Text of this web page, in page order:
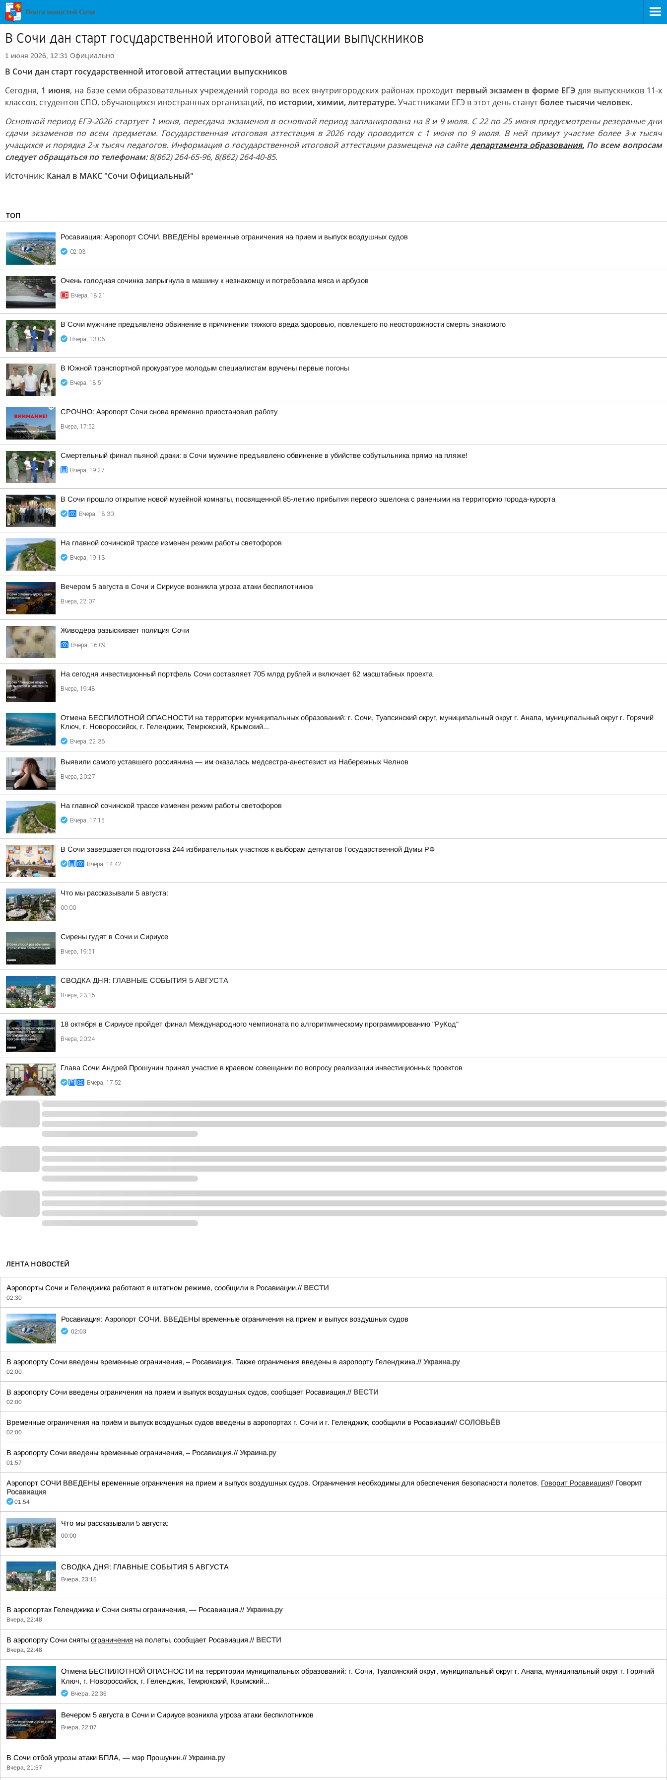
В Сочи дан старт государственной итоговой аттестации выпускников
1 июня 2026, 12:31 Официально
В Сочи дан старт государственной итоговой аттестации выпускников
Сегодня, 1 июня, на базе семи образовательных учреждений города во всех внутригородских районах проходит первый экзамен в форме ЕГЭ для выпускников 11-х
классов, студентов СПО, обучающихся иностранных организаций, по истории, химии, литературе.Участниками ЕГЭ в этот день станутболее тысячи человек.
Основной период ЕГЭ-2026 стартует 1 июня, пересдача экзаменов в основной период запланирована на 8 и 9 июля. С 22 по 25 июня предусмотрены резервные дни
сдачи экзаменов по всем предметам. Государственная итоговая аттестация в 2026 году проводится с 1 июня по 9 июля. В ней примут участие более 3-х тысяч
учащихся и порядка 2-х тысяч педагогов. Информация о государственной итоговой аттестации размещена на сайтедепартамента образования. По всем вопросам
следует обращаться по телефонам:8(862) 264-65-96, 8(862) 264-40-85.
Источник: Канал в МАКС "Сочи Официальный"
ТОП
Росавиация: Аэропорт СОЧИ. ВВЕДЕНЫ временные ограничения на прием и выпуск воздушных судов
02:03
Очень голодная сочинка запрыгнула в машину к незнакомцу и потребовала мяса и арбузов
Вчера, 18:21
В Сочи мужчине предъявлено обвинение в причинении тяжкого вреда здоровью, повлекшего по неосторожности смерть знакомого
Вчера, 13:06
В Южной транспортной прокуратуре молодым специалистам вручены первые погоны
Вчера, 18:51
СРОЧНО: Аэропорт Сочи снова временно приостановил работу
Вчера, 17:52
Смертельный финал пьяной драки: в Сочи мужчине предъявлено обвинение в убийстве собутыльника прямо на пляже!
Вчера, 19:27
В Сочи прошло открытие новой музейной комнаты, посвященной 85-летию прибытия первого эшелона с ранеными на территорию города-курорта
Вчера, 18:30
На главной сочинской трассе изменен режим работы светофоров
Вчера, 19:13
Вечером 5 августа в Сочи и Сириусе возникла угроза атаки беспилотников
Вчера, 22:07
Живодёра разыскивает полиция Сочи
Вчера, 16:09
На сегодня инвестиционный портфель Сочи составляет 705 млрд рублей и включает 62 масштабных проекта
Вчера, 19:48
Отмена БЕСПИЛОТНОЙ ОПАСНОСТИ на территории муниципальных образований: г. Сочи, Туапсинский округ, муниципальный округ г. Анапа, муниципальный округ г. Горячий
Ключ, г. Новороссийск, г. Геленджик, Темрюкский, Крымский...
Вчера, 22:36
Выявили самого уставшего россиянина — им оказалась медсестра-анестезист из Набережных Челнов
Вчера, 20:27
На главной сочинской трассе изменен режим работы светофоров
Вчера, 17:15
В Сочи завершается подготовка 244 избирательных участков к выборам депутатов Государственной Думы РФ
Вчера, 14:42
Что мы рассказывали 5 августа:
00:00
Сирены гудят в Сочи и Сириусе
Вчера, 19:51
СВОДКА ДНЯ: ГЛАВНЫЕ СОБЫТИЯ 5 АВГУСТА
Вчера, 23:15
18 октября в Сириусе пройдет финал Международного чемпионата по алгоритмическому программированию "РуКод"
Вчера, 20:24
Глава Сочи Андрей Прошунин принял участие в краевом совещании по вопросу реализации инвестиционных проектов
Вчера, 17:52
ЛЕНТА НОВОСТЕЙ
Аэропорты Сочи и Геленджика работают в штатном режиме, сообщили в Росавиации.// ВЕСТИ
02:30
Росавиация: Аэропорт СОЧИ. ВВЕДЕНЫ временные ограничения на прием и выпуск воздушных судов
02:03
В аэропорту Сочи введены временные ограничения, – Росавиация. Также ограничения введены в аэропорту Геленджика.// Украина.ру
02:00
В аэропорту Сочи введены ограничения на прием и выпуск воздушных судов, сообщает Росавиация.// ВЕСТИ
02:00
Временные ограничения на приём и выпуск воздушных судов введены в аэропортах г. Сочи и г. Геленджик, сообщили в Росавиации// СОЛОВЬЁВ
02:00
В аэропорту Сочи введены временные ограничения, – Росавиация.// Украина.ру
01:57
Аэропорт СОЧИ ВВЕДЕНЫ временные ограничения на прием и выпуск воздушных судов. Ограничения необходимы для обеспечения безопасности полетов. Говорит Росавиация// Говорит
Росавиация
01:54
Что мы рассказывали 5 августа:
00:00
СВОДКА ДНЯ: ГЛАВНЫЕ СОБЫТИЯ 5 АВГУСТА
Вчера, 23:15
В аэропортах Геленджика и Сочи сняты ограничения, — Росавиация.// Украина.ру
Вчера, 22:48
В аэропорту Сочи сняты ограничения на полеты, сообщает Росавиация.// ВЕСТИ
Вчера, 22:48
Отмена БЕСПИЛОТНОЙ ОПАСНОСТИ на территории муниципальных образований: г. Сочи, Туапсинский округ, муниципальный округ г. Анапа, муниципальный округ г. Горячий
Ключ, г. Новороссийск, г. Геленджик, Темрюкский, Крымский...
Вчера, 22:36
Вечером 5 августа в Сочи и Сириусе возникла угроза атаки беспилотников
Вчера, 22:07
В Сочи отбой угрозы атаки БПЛА, — мэр Прошунин.// Украина.ру
Вчера, 21:57